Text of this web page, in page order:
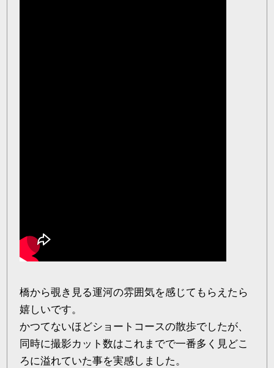
橋から覗き見る運河の雰囲気を感じてもらえたら
嬉しいです。
かつてないほどショートコースの散歩でしたが、
同時に撮影カット数はこれまでで一番多く見どこ
ろに溢れていた事を実感しました。